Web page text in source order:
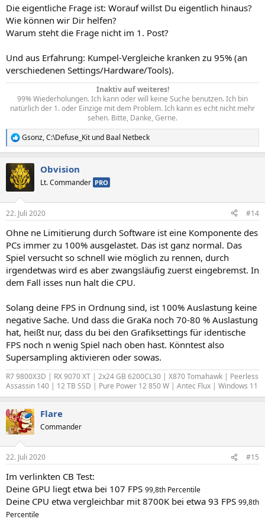
Die eigentliche Frage ist: Worauf willst Du eigentlich hinaus?
Wie können wir Dir helfen?
Warum steht die Frage nicht im 1. Post?
Und aus Erfahrung: Kumpel-Vergleiche kranken zu 95% (an
verschiedenen Settings/Hardware/Tools).
Inaktiv auf weiteres!
99% Wiederholungen. Ich kann oder will keine Suche benutzen. Ich bin
natürlich der 1. oder Einzige mit dem Problem. Ich kann es echt nicht mehr
sehen. Bitte, Danke, Gerne.​
R
e
k
t
i
e
:
Gsonz,C:\Defuse_Kit und Baal Netbeck
Obvision
Lt. Commander PRO
22. Juli 2020 #14
Ohne ne Limitierung durch Software ist eine Komponente des
PCs immer zu 100% ausgelastet. Das ist ganz normal. Das
Spiel versucht so schnell wie möglich zu rennen, durch
irgendetwas wird es aber zwangsläufig zuerst eingebremst. In
dem Fall isses nun halt die CPU.
Solang deine FPS in Ordnung sind, ist 100% Auslastung keine
negative Sache. Und dass die GraKa noch 70-80 % Auslastung
hat, heißt nur, dass du bei den Grafiksettings für identische
FPS noch n wenig Spiel nach oben hast. Könntest also
Supersampling aktivieren oder sowas.
R7 9800X3D | RX 9070 XT | 2x24 GB 6200CL30 | X870 Tomahawk | Peerless
Assassin 140 | 12 TB SSD | Pure Power 12 850 W | Antec Flux | Windows 11
Flare
Commander
22. Juli 2020 #15
Im verlinkten CB Test:
Deine GPU liegt etwa bei 107 FPS 99,8th Percentile
Deine CPU etwa vergleichbar mit 8700K bei etwa 93 FPS 99,8th
Percentile